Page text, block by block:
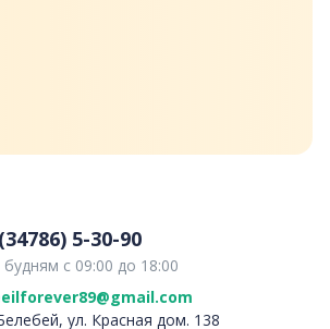
5-30-90
будням с 09:00 до 18:00
ул. Красная дом. 138